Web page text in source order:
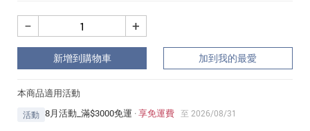
+
−
新增到購物車 加到我的最愛
本商品適用活動
活動 8月活動_滿$3000免運 ·享免運費 至 2026/08/31